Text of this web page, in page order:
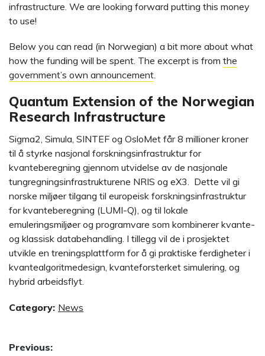
infrastructure. We are looking forward putting this money
to use!
Below you can read (in Norwegian) a bit more about what
how the funding will be spent. The excerpt is from the
government’s own announcement.
Quantum Extension of the Norwegian
Research Infrastructure
Sigma2, Simula, SINTEF og OsloMet får 8 millioner kroner
til å styrke nasjonal forskningsinfrastruktur for
kvanteberegning gjennom utvidelse av de nasjonale
tungregningsinfrastrukturene NRIS og eX3. Dette vil gi
norske miljøer tilgang til europeisk forskningsinfrastruktur
for kvanteberegning (LUMI-Q), og til lokale
emuleringsmiljøer og programvare som kombinerer kvante-
og klassisk databehandling. I tillegg vil de i prosjektet
utvikle en treningsplattform for å gi praktiske ferdigheter i
kvantealgoritmedesign, kvanteforsterket simulering, og
hybrid arbeidsflyt.
Category: News
Post
Previous: